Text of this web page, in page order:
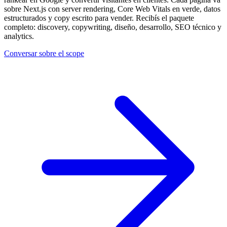
sobre Next.js con server rendering, Core Web Vitals en verde, datos
estructurados y copy escrito para vender. Recibís el paquete
completo: discovery, copywriting, diseño, desarrollo, SEO técnico y
analytics.
Conversar sobre el scope